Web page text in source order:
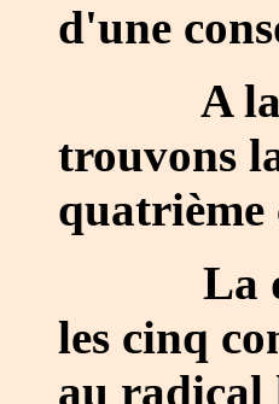
d'une
A la 3
trouvons
quatrième
La
les cinq
au radical